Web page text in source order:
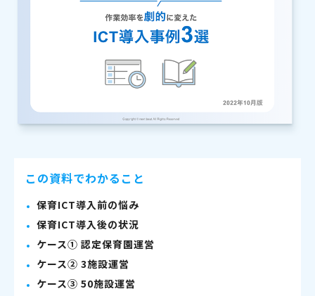
この資料でわかること
保育ICT導入前の悩み
保育ICT導入後の状況
ケース① 認定保育園運営
ケース② 3施設運営
ケース③ 50施設運営